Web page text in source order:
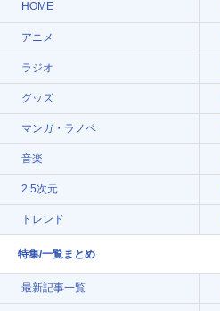
HOME
アニメ
ラジオ
グッズ
マンガ・ラノベ
音楽
2.5次元
トレンド
特集/一覧まとめ
最新記事一覧